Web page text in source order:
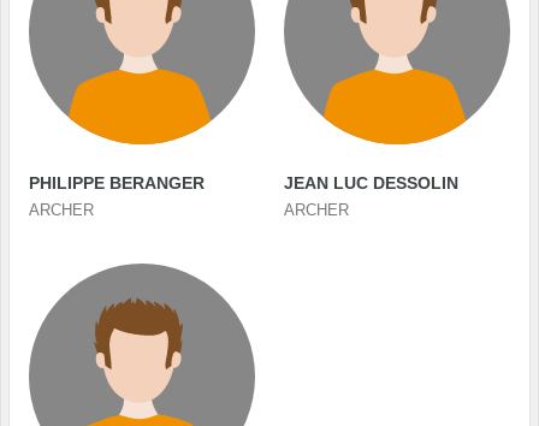
PHILIPPE BERANGER
ARCHER
JEAN LUC DESSOLIN
ARCHER